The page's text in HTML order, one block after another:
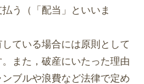
う（「配当」といいま
ている場合には原則として
また，破産にいたった理由
ンブルや浪費など法律で定め